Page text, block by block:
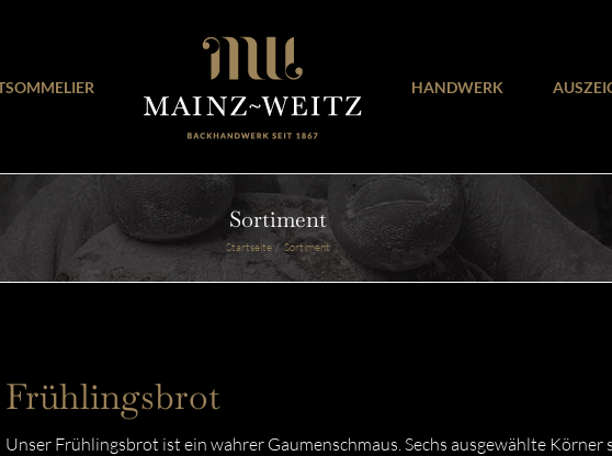
HANDWERK
Sortiment
Startseite Sortiment
Frühlingsbrot
Unser Frühlingsbrot ist ein wahrer Gaumenschmaus. Sechs ausgewählte Körner